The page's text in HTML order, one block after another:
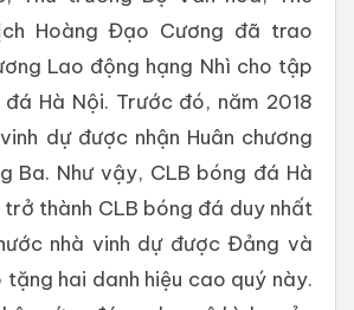
Hoàng Đạo Cương đã trao
Lao động hạng Nhì cho tập
Hà Nội. Trước đó, năm 2018
dự được nhận Huân chương
Ba. Như vậy, CLB bóng đá Hà
trở thành CLB bóng đá duy nhất
nhà vinh dự được Đảng và
hai danh hiệu cao quý này.